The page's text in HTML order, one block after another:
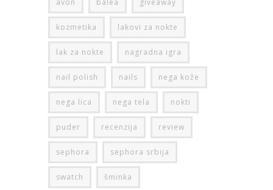
kozmetika lakovi za nokte
lak za nokte nagradna igra
nail polish nails nega kože
nega lica nega tela nokti
puder recenzija review
sephora sephora srbija
swatch šminka